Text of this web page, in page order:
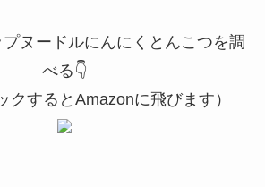
プヌードルにんにくとんこつを調
べる👇
クするとAmazonに飛びます）